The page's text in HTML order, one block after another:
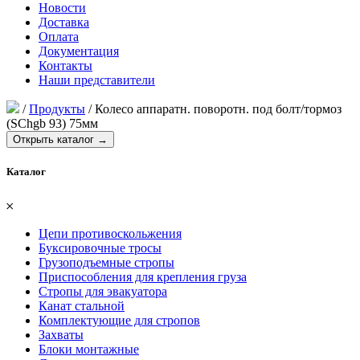
Новости
Доставка
Оплата
Документация
Контакты
Наши представители
/Продукты /Колесо аппаратн. поворотн. под болт/тормоз
(SChgb 93) 75мм
Открыть каталог →
Каталог
𐄂
Цепи противоскольжения
Буксировочные тросы
Грузоподъемные стропы
Приспособления для крепления груза
Стропы для эвакуатора
Канат стальной
Комплектующие для стропов
Захваты
Блоки монтажные